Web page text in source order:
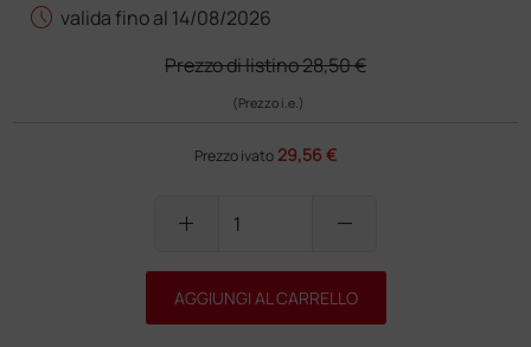
schedule valida fino al 14/08/2026
Prezzo di listino28,50 €
(Prezzo i.e.)
Prezzo ivato 29,56 €
add remove
AGGIUNGI AL CARRELLO